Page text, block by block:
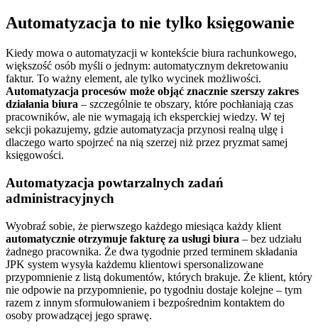
Automatyzacja to nie tylko księgowanie
Kiedy mowa o automatyzacji w kontekście biura rachunkowego,
większość osób myśli o jednym: automatycznym dekretowaniu
faktur. To ważny element, ale tylko wycinek możliwości.
Automatyzacja procesów może objąć znacznie szerszy zakres
działania biura – szczególnie te obszary, które pochłaniają czas
pracowników, ale nie wymagają ich eksperckiej wiedzy. W tej
sekcji pokazujemy, gdzie automatyzacja przynosi realną ulgę i
dlaczego warto spojrzeć na nią szerzej niż przez pryzmat samej
księgowości.
Automatyzacja powtarzalnych zadań
administracyjnych
Wyobraź sobie, że pierwszego każdego miesiąca każdy klient
automatycznie otrzymuje fakturę za usługi biura – bez udziału
żadnego pracownika. Że dwa tygodnie przed terminem składania
JPK system wysyła każdemu klientowi spersonalizowane
przypomnienie z listą dokumentów, których brakuje. Że klient, który
nie odpowie na przypomnienie, po tygodniu dostaje kolejne – tym
razem z innym sformułowaniem i bezpośrednim kontaktem do
osoby prowadzącej jego sprawę.